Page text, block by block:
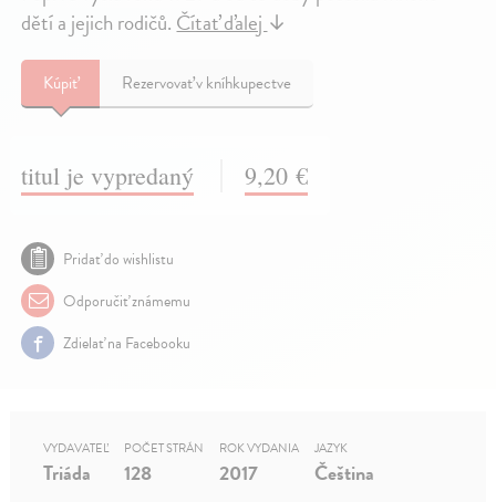
dětí a jejich rodičů. Čítať ďalej ↓
Kúpiť Rezervovať v kníhkupectve
titul je vypredaný 9,20 €
Pridať do wishlistu
Odporučiť známemu
Zdielať na Facebooku
VYDAVATEĽ
Triáda
POČET STRÁN
128
ROK VYDANIA
2017
JAZYK
Čeština